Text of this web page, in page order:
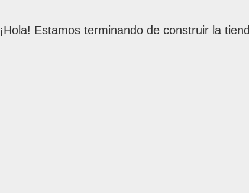
¡Hola! Estamos terminando de construir la